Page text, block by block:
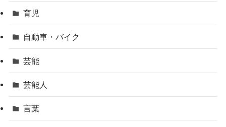
育児
自動車・バイク
芸能
芸能人
言葉